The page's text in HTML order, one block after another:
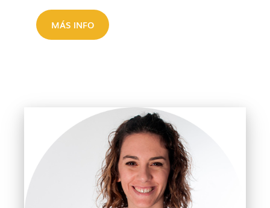
MÁS INFO